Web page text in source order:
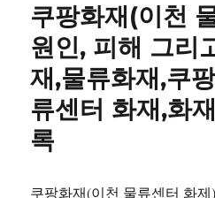
쿠팡화재(이천
원인, 피해 그리
재,물류화재,쿠
류센터 화재,화
록
쿠팡화재(이천 물류센터 화